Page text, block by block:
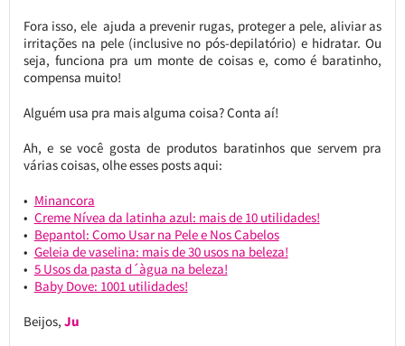
Fora isso, ele ajuda a prevenir rugas, proteger a pele, aliviar as
irritações na pele (inclusive no pós-depilatório) e hidratar. Ou
seja, funciona pra um monte de coisas e, como é baratinho,
compensa muito!
Alguém usa pra mais alguma coisa? Conta aí!
Ah, e se você gosta de produtos baratinhos que servem pra
várias coisas, olhe esses posts aqui:
Minancora
Creme Nívea da latinha azul: mais de 10 utilidades!
Bepantol: Como Usar na Pele e Nos Cabelos
Geleia de vaselina: mais de 30 usos na beleza!
5 Usos da pasta d´àgua na beleza!
Baby Dove: 1001 utilidades!
Beijos, Ju